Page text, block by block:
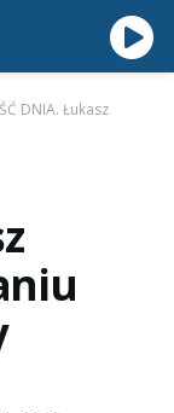
DNIA. Łukasz